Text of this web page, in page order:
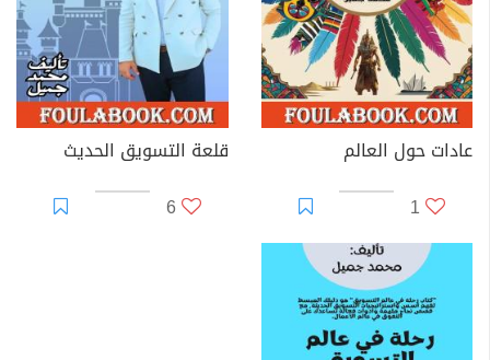
عادات حول العالم
1
قلعة التسويق الحديث
6